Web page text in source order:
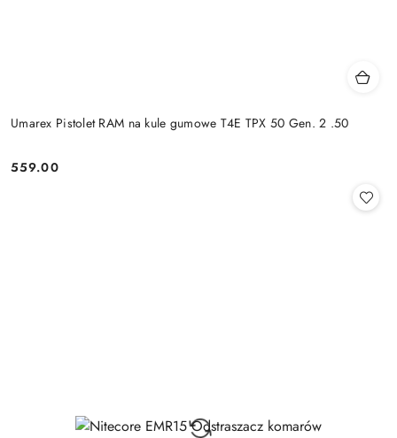
Umarex Pistolet RAM na kule gumowe T4E TPX 50 Gen. 2 .50
Cena:
559.00